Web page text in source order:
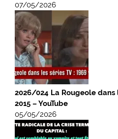
07/05/2026
2026/024 La Rougeole dans
2015 – YouTube
05/05/2026